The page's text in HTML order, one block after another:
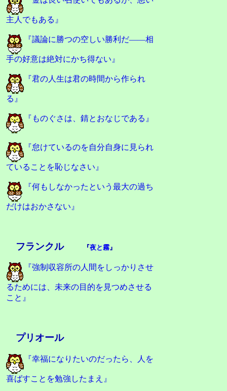
主人でもある』
『議論に勝つの空しい勝利だ――相
手の好意は絶対にかち得ない』
『君の人生は君の時間から作られ
る』
『ものぐさは、錆とおなじである』
『怠けているのを自分自身に見られ
ていることを恥じなさい』
『何もしなかったという最大の過ち
だけはおかさない』
フランクル 『夜と霧 』
『強制収容所の人間をしっかりさせ
るためには、未来の目的を見つめさせる
こと』
プリオール
『幸福になりたいのだったら、人を
喜ばすことを勉強したまえ』